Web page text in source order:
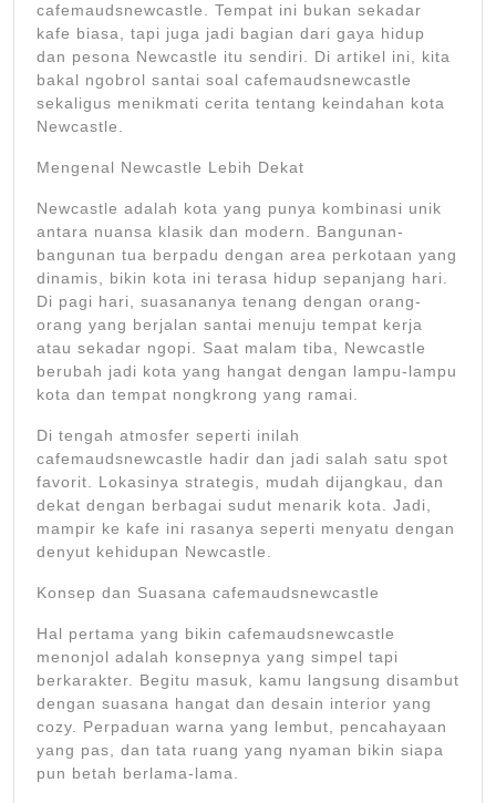
cafemaudsnewcastle. Tempat ini bukan sekadar
kafe biasa, tapi juga jadi bagian dari gaya hidup
dan pesona Newcastle itu sendiri. Di artikel ini, kita
bakal ngobrol santai soal cafemaudsnewcastle
sekaligus menikmati cerita tentang keindahan kota
Newcastle.
Mengenal Newcastle Lebih Dekat
Newcastle adalah kota yang punya kombinasi unik
antara nuansa klasik dan modern. Bangunan-
bangunan tua berpadu dengan area perkotaan yang
dinamis, bikin kota ini terasa hidup sepanjang hari.
Di pagi hari, suasananya tenang dengan orang-
orang yang berjalan santai menuju tempat kerja
atau sekadar ngopi. Saat malam tiba, Newcastle
berubah jadi kota yang hangat dengan lampu-lampu
kota dan tempat nongkrong yang ramai.
Di tengah atmosfer seperti inilah
cafemaudsnewcastle hadir dan jadi salah satu spot
favorit. Lokasinya strategis, mudah dijangkau, dan
dekat dengan berbagai sudut menarik kota. Jadi,
mampir ke kafe ini rasanya seperti menyatu dengan
denyut kehidupan Newcastle.
Konsep dan Suasana cafemaudsnewcastle
Hal pertama yang bikin cafemaudsnewcastle
menonjol adalah konsepnya yang simpel tapi
berkarakter. Begitu masuk, kamu langsung disambut
dengan suasana hangat dan desain interior yang
cozy. Perpaduan warna yang lembut, pencahayaan
yang pas, dan tata ruang yang nyaman bikin siapa
pun betah berlama-lama.